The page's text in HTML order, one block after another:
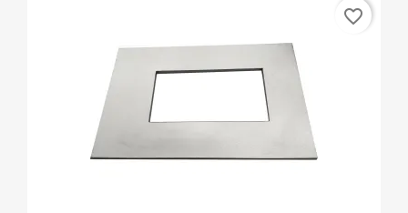
favorite_border